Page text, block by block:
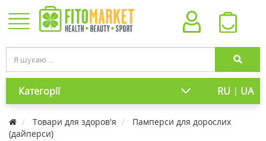
Категорії RU | UA
Товари для здоров'я
Памперси для дорослих
(дайперси)